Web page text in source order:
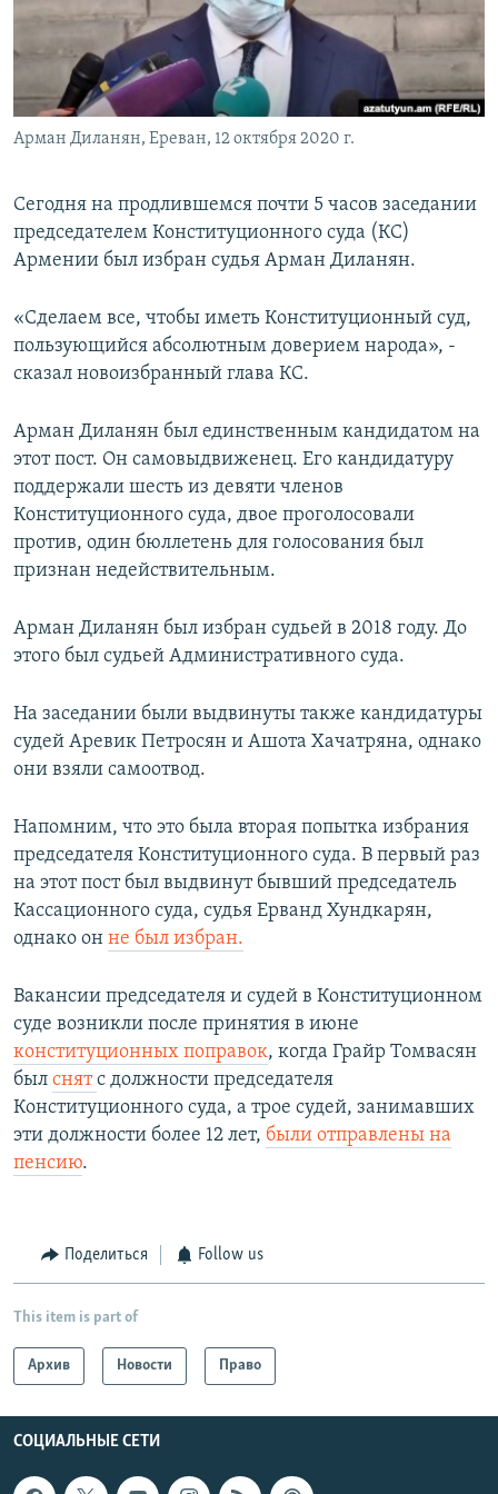
Հայերեն
English
Русский
Арман Диланян, Ереван, 12 октября 2020 г.
Сегодня на продлившемся почти 5 часов заседании
председателем Конституционного суда (КС)
Армении был избран судья Арман Диланян.
«Сделаем все, чтобы иметь Конституционный суд,
пользующийся абсолютным доверием народа», -
сказал новоизбранный глава КС.
Арман Диланян был единственным кандидатом на
этот пост. Он самовыдвиженец. Его кандидатуру
поддержали шесть из девяти членов
Конституционного суда, двое проголосовали
против, один бюллетень для голосования был
признан недействительным.
Арман Диланян был избран судьей в 2018 году. До
этого был судьей Административного суда.
На заседании были выдвинуты также кандидатуры
судей Аревик Петросян и Ашота Хачатряна, однако
они взяли самоотвод.
Напомним, что это была вторая попытка избрания
председателя Конституционного суда. В первый раз
на этот пост был выдвинут бывший председатель
Кассационного суда, судья Ерванд Хундкарян,
однако он не был избран.
Вакансии председателя и судей в Конституционном
суде возникли после принятия в июне
конституционных поправок, когда Грайр Томвасян
был снятс должности председателя
Конституционного суда, а трое судей, занимавших
эти должности более 12 лет, были отправлены на
пенсию.
Поделиться Follow us
This item is part of
Архив Новости Право
СОЦИАЛЬНЫЕ СЕТИ